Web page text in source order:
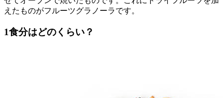
えたものがフルーツグラノーラです。
1食分はどのくらい？